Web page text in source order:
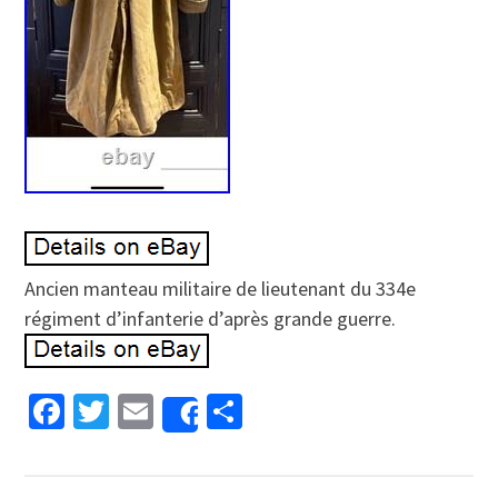
Ancien manteau militaire de lieutenant du 334e
régiment d’infanterie d’après grande guerre.
Facebook
Twitter
EmailShare